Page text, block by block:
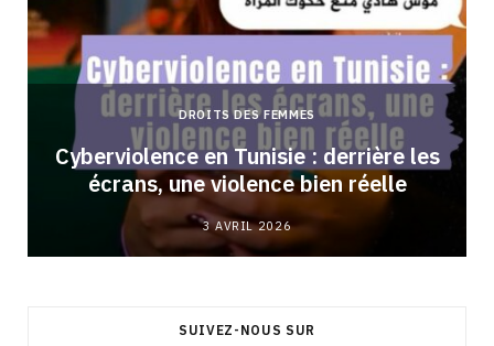
DROITS DES FEMMES
Cyberviolence en Tunisie : derrière les
écrans, une violence bien réelle
3 AVRIL 2026
SUIVEZ-NOUS SUR